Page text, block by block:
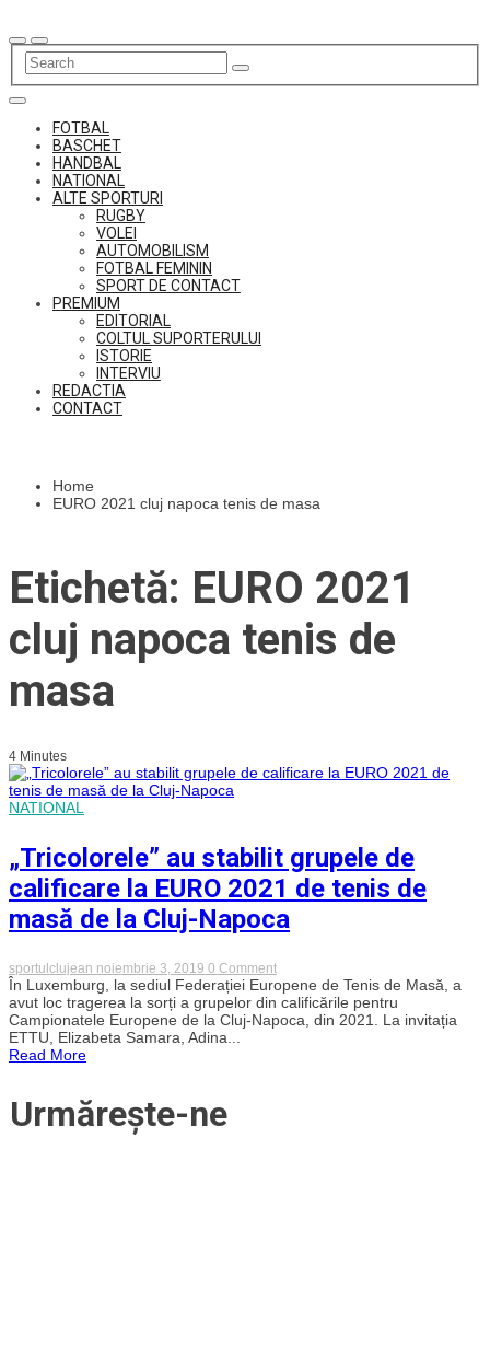
to
content
FOTBAL
BASCHET
HANDBAL
NATIONAL
ALTE SPORTURI
RUGBY
VOLEI
AUTOMOBILISM
FOTBAL FEMININ
SPORT DE CONTACT
PREMIUM
EDITORIAL
COLTUL SUPORTERULUI
ISTORIE
INTERVIU
REDACTIA
CONTACT
Home
EURO 2021 cluj napoca tenis de masa
Etichetă: EURO 2021
cluj napoca tenis de
masa
4 Minutes
NATIONAL
„Tricolorele” au stabilit grupele de
calificare la EURO 2021 de tenis de
masă de la Cluj-Napoca
sportulclujean noiembrie 3, 2019 0 Commenton
„Tricolorele”
au
stabilit
grupele
În Luxemburg, la sediul Federației Europene de Tenis de Masă, a
avut loc tragerea la sorți a grupelor din calificările pentru
Campionatele Europene de la Cluj-Napoca, din 2021. La invitația
ETTU, Elizabeta Samara, Adina...
Read More
Urmărește-ne